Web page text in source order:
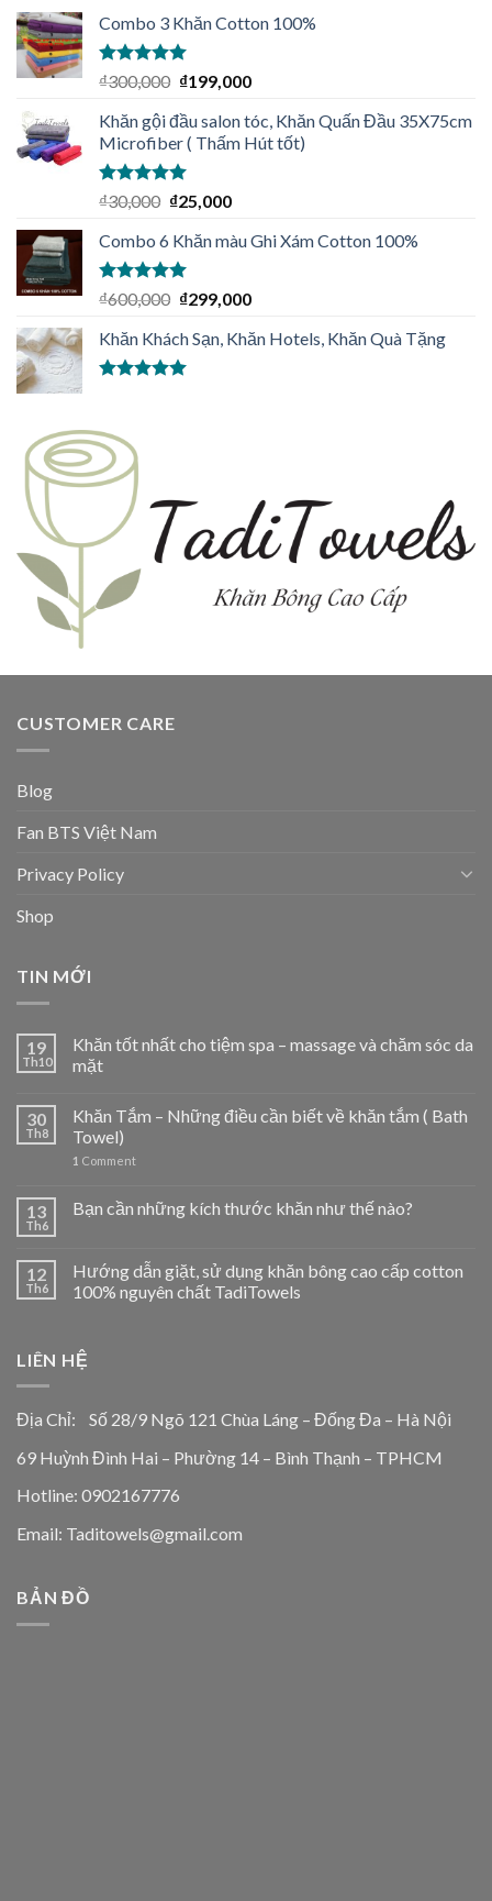
Combo 3 Khăn Cotton 100%
Được xếp
hạng
sao
₫300,000 ₫199,000
Khăn gội đầu salon tóc, Khăn Quấn Đầu 35X75cm
Microfiber ( Thấm Hút tốt)
Được xếp
hạng
sao
₫30,000 ₫25,000
Combo 6 Khăn màu Ghi Xám Cotton 100%
Được xếp
hạng
sao
₫600,000 ₫299,000
Khăn Khách Sạn, Khăn Hotels, Khăn Quà Tặng
sao
CUSTOMER CARE
Blog
Fan BTS Việt Nam
Privacy Policy
Shop
TIN MỚI
19
Th10
Khăn tốt nhất cho tiệm spa – massage và chăm sóc da
mặt
30
Th8
Khăn Tắm – Những điều cần biết về khăn tắm ( Bath
Towel)
1 Comment
13
Th6
Bạn cần những kích thước khăn như thế nào?
12
Th6
Hướng dẫn giặt, sử dụng khăn bông cao cấp cotton
100% nguyên chất TadiTowels
LIÊN HỆ
Địa Chỉ: Số 28/9 Ngõ 121 Chùa Láng – Đống Đa – Hà Nội
69 Huỳnh Đình Hai – Phường 14 – Bình Thạnh – TPHCM
Hotline: 0902167776
Email: Taditowels@gmail.com
BẢN ĐỒ